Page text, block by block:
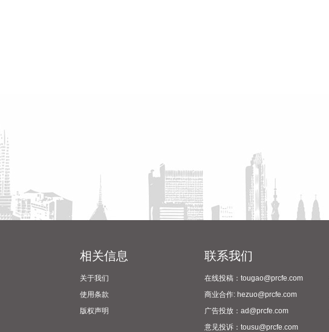
相关信息
关于我们
使用条款
版权声明
联系我们
在线投稿：tougao@prcfe.com
商业合作: hezuo@prcfe.com
广告投放：ad@prcfe.com
意见投诉：tousu@prcfe.com